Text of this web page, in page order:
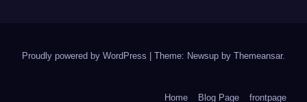
Proudly powered by WordPress Theme: Newsup by Themeansar.
Home Blog Page frontpage